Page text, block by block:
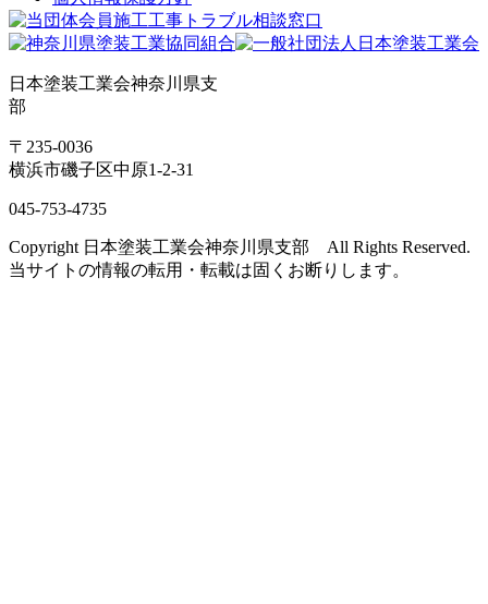
日本塗装工業会神奈川県支
部
〒235-0036
横浜市磯子区中原1-2-31
045-753-4735
Copyright 日本塗装工業会神奈川県支部 All Rights Reserved.
当サイトの情報の転用・転載は固くお断りします。